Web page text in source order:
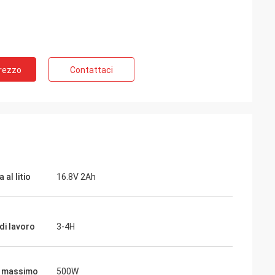
Contattaci
al litio 16.8V 2Ah
lavoro 3-4H
500W